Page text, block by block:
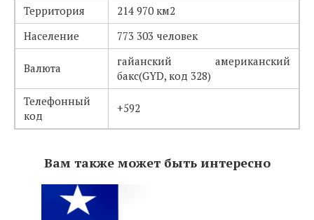
Территория
214 970 км2
Население
773 303 человек
Валюта
гайанский американский
бакс(GYD, код 328)
Телефонный
код
+592
Вам также может быть интересно